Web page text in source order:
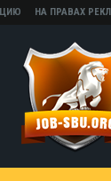
НА ПРАВАХ